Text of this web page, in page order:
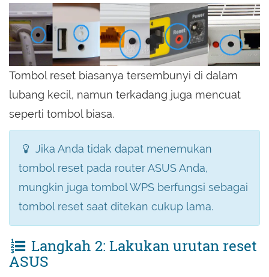
Tombol reset biasanya tersembunyi di dalam
lubang kecil, namun terkadang juga mencuat
seperti tombol biasa.
Jika Anda tidak dapat menemukan
tombol reset pada router ASUS Anda,
mungkin juga tombol WPS berfungsi sebagai
tombol reset saat ditekan cukup lama.
Langkah 2: Lakukan urutan reset
ASUS